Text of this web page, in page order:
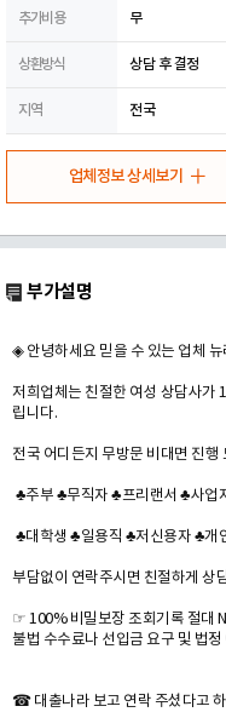
추가비용 무
상환방식 상담 후 결정
지역 전국
업체정보 상세보기
부가설명
◈ 안녕하세요 믿을 수 있는 업체
저희업체는 친절한 여성 상담사가
립니다.
전국 어디든지 무방문 비대면 진행
♣주부 ♣무직자 ♣프리랜서 ♣사업
♣대학생 ♣일용직 ♣저신용자 ♣개
부담없이 연락주시면 친절하게 상
☞ 100% 비밀보장 조회기록 절대
불법 수수료나 선입금 요구 및 법
☎ 대출나라 보고 연락 주셨다고